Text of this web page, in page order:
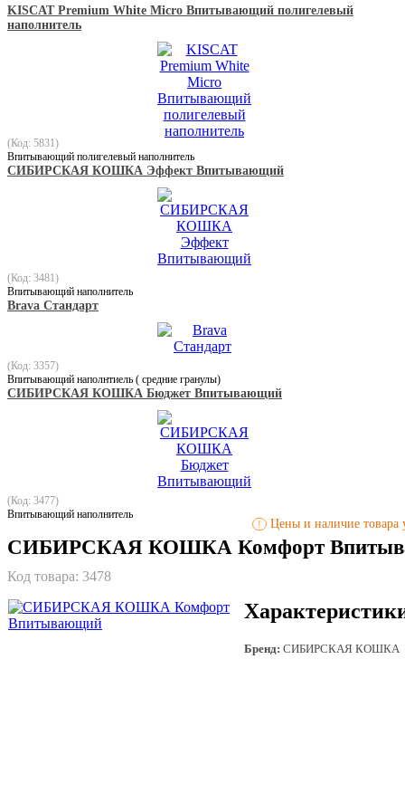
KISCAT Premium White Micro Впитывающий полигелевый
наполнитель
(Код: 5831)
Впитывающий полигелевый наполнитель
СИБИРСКАЯ КОШКА Эффект Впитывающий
(Код: 3481)
Впитывающий наполнитель
Brava Стандарт
(Код: 3357)
Впитывающий наполнтиель ( средние гранулы)
СИБИРСКАЯ КОШКА Бюджет Впитывающий
(Код: 3477)
Впитывающий наполнитель
! Цены и наличие товара
СИБИРСКАЯ КОШКА Комфорт
Код товара: 3478
Бренд: СИБИРСКАЯ КОШКА